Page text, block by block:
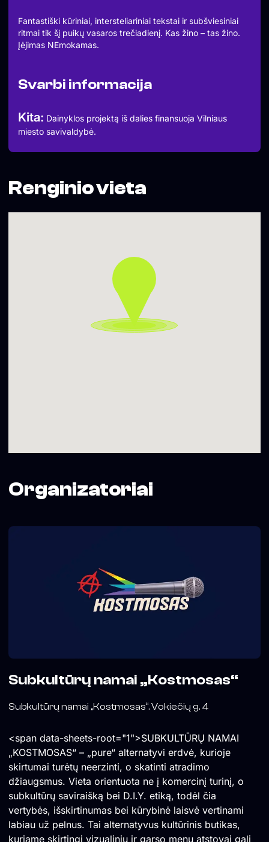
Fantastiški kūriniai, intersteliariniai tekstai ir subšviesiniai
ritmai tik šį puikų vasaros trečiadienį. Kas žino – tas žino.
Įėjimas NEmokamas.
Svarbi informacija
Kita: Dainyklos projektą iš dalies finansuoja Vilniaus
miesto savivaldybė.
Renginio vieta
Organizatoriai
Subkultūrų namai „Kostmosas“
Subkultūrų namai „Kostmosas“. Vokiečių g. 4
<span data-sheets-root="1">SUBKULTŪRŲ NAMAI
„KOSTMOSAS“ – „pure“ alternatyvi erdvė, kurioje
skirtumai turėtų neerzinti, o skatinti atradimo
džiaugsmus. Vieta orientuota ne į komercinį turinį, o
subkultūrų saviraišką bei D.I.Y. etiką, todėl čia
vertybės, išskirtinumas bei kūrybinė laisvė vertinami
labiau už pelnus. Tai alternatyvus kultūrinis butikas,
kuriame skirtingi vizualinių ir garso menų atstovai gali